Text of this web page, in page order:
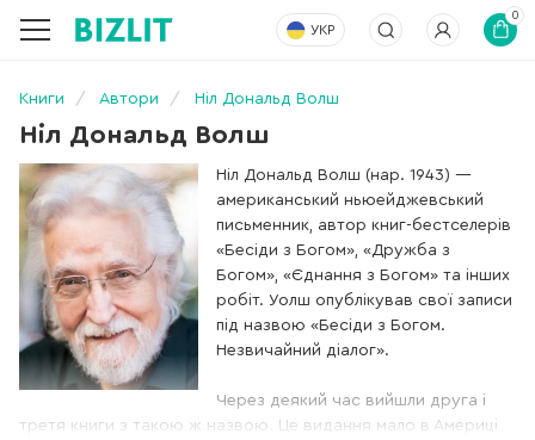
УКР
0
Книги Автори Ніл Дональд Волш
Ніл Дональд Волш
Ніл Дональд Волш (нар. 1943) —
американський ньюейджевський
письменник, автор книг-бестселерів
«Бесіди з Богом», «Дружба з
Богом», «Єднання з Богом» та інших
робіт. Уолш опублікував свої записи
під назвою «Бесіди з Богом.
Незвичайний діалог».
Через деякий час вийшли друга і
третя книги з такою ж назвою. Це видання мало в Америці